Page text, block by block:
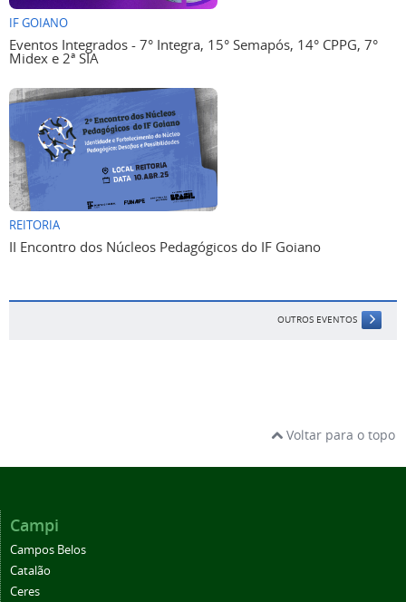
IF GOIANO
Eventos Integrados - 7° Integra, 15° Semapós, 14° CPPG, 7°
Midex e 2ª SIA
REITORIA
II Encontro dos Núcleos Pedagógicos do IF Goiano
OUTROS EVENTOS
Voltar para o topo
Campi
Campos Belos
Catalão
Ceres